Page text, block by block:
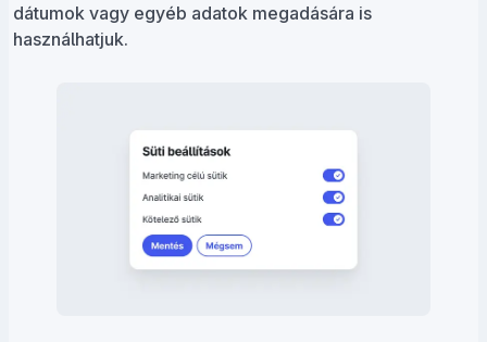
dátumok vagy egyéb adatok megadására is
használhatjuk.